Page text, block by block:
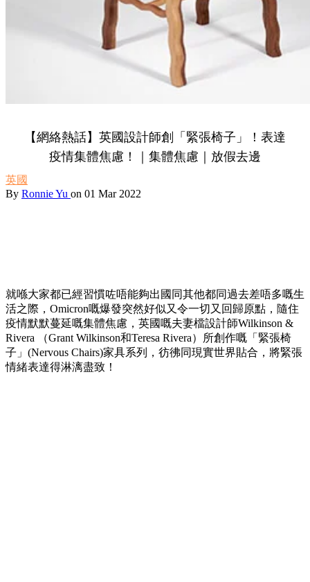
【網絡熱話】英國設計師創「緊張椅子」！表達
疫情集體焦慮！｜集體焦慮｜放假去邊
英國
By Ronnie Yu on 01 Mar 2022
就喺大家都已經習慣咗唔能夠出國同其他都同過去差唔多嘅生
活之際，Omicron嘅爆發突然好似又令一切又回歸原點，隨住
疫情默默蔓延嘅集體焦慮，英國嘅夫妻檔設計師Wilkinson &
Rivera （Grant Wilkinson和Teresa Rivera）所創作嘅「緊張椅
子」(Nervous Chairs)家具系列，彷彿同現實世界貼合，將緊張
情緒表達得淋漓盡致！